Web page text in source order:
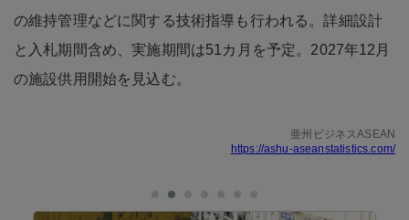
の維持管理などに関する技術指導も行われる。詳細設計
と入札期間含め、実施期間は51カ月を予定。2027年12月
の施設供用開始を見込む。
亜州ビジネスASEAN
https://ashu-aseanstatistics.com/